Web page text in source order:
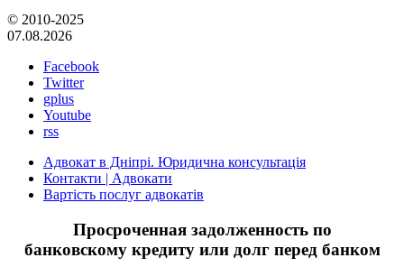
© 2010-2025
07.08.2026
Facebook
Twitter
gplus
Youtube
rss
Адвокат в Дніпрі. Юридична консультація
Контакти | Адвокати
Вартість послуг адвокатів
Просроченная задолженность по
банковскому кредиту или долг перед банком